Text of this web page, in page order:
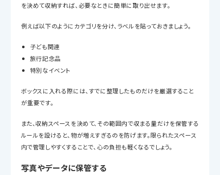
を決めて収納すれば、必要なときに簡単に取り出せます。
例えば以下のようにカテゴリを分け、ラベルを貼っておきましょう。
子ども関連
旅行記念品
特別なイベント
ボックスに入れる際には、すでに整理したものだけを厳選すること
が重要です。
また、収納スペースを決めて、その範囲内で収まる量だけを保管する
ルールを設けると、物が増えすぎるのを防げます。限られたスペース
内で管理しやすくすることで、心の負担も軽くなるでしょう。
写真やデータに保管する